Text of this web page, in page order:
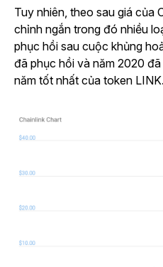
Tuy nhiên, theo sau giá của
chỉnh ngắn trong đó nhiều
phục hồi sau cuộc khủng
đã phục hồi và năm 2020
năm tốt nhất của token LINK.